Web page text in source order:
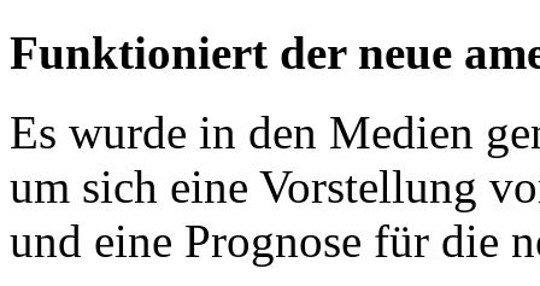
Funktioniert der neue
Es wurde in den Medien
um sich eine Vorstellung
und eine Prognose für die